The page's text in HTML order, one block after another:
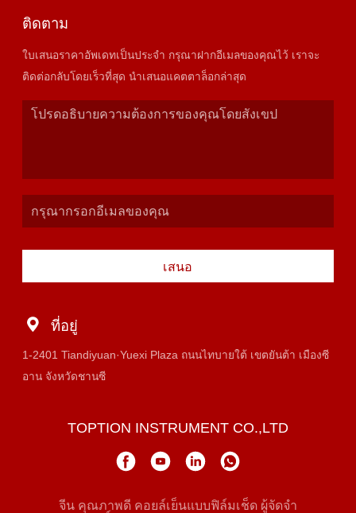
ติดตาม
ใบเสนอราคาอัพเดทเป็นประจำ กรุณาฝากอีเมลของคุณไว้ เราจะ
ติดต่อกลับโดยเร็วที่สุด นำเสนอแคตตาล็อกล่าสุด
เสนอ
ที่อยู่
1-2401 Tiandiyuan·Yuexi Plaza ถนนไทบายใต้ เขตยันต้า เมืองซี
อาน จังหวัดชานซี
TOPTION INSTRUMENT CO.,LTD
จีน คุณภาพดี คอยล์เย็นแบบฟิล์มเช็ด ผู้จัดจํา